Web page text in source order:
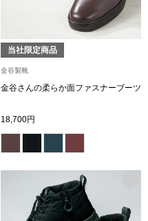
ネックレス
ファッション
帽子
ネクタイ
当社限定商品
金谷製靴
金谷さんの柔らか面ファスナーブーツ
18,700円